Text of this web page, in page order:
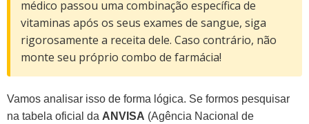
médico passou uma combinação específica de
vitaminas após os seus exames de sangue, siga
rigorosamente a receita dele. Caso contrário, não
monte seu próprio combo de farmácia!
Vamos analisar isso de forma lógica. Se formos pesquisar
na tabela oficial da ANVISA (Agência Nacional de